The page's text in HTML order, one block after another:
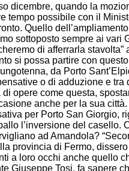
dicembre, quando la
possibile con il
Quello
sottoposto sempre ai
di afferrarla
si possa partire con
da Porto
o di adduzione e
opere come questa,
anche per la sua
per Porto San Giorgio,
l’inversione del
ad Amandola?
provincia di Fermo,
a loro occhi anche quello
Giuseppe Tosi, fa